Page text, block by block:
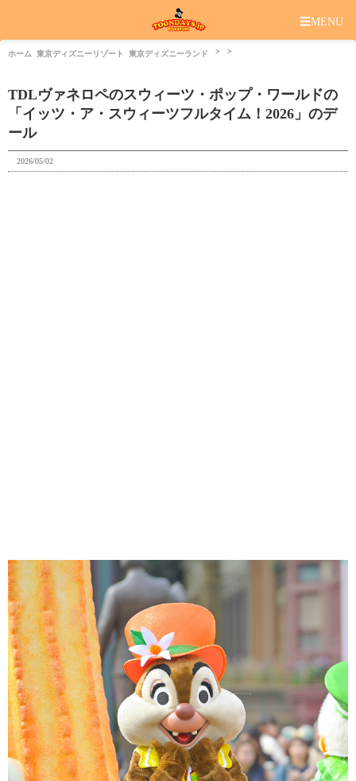
☰MENU
ホーム 東京ディズニーリゾート 東京ディズニーランド
TDLヴァネロペのスウィーツ・ポップ・ワールドの
「イッツ・ア・スウィーツフルタイム！2026」のデ
ール
2026/05/02